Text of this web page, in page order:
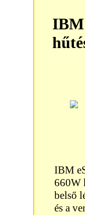
IBM
IBM
660W
belső
és a